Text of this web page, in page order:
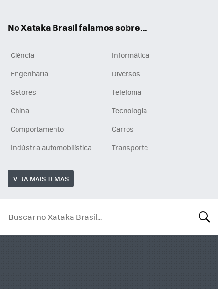
No Xataka Brasil falamos sobre...
Ciência
Informática
Engenharia
Diversos
Setores
Telefonia
China
Tecnologia
Comportamento
Carros
Indústria automobilística
Transporte
VEJA MAIS TEMAS